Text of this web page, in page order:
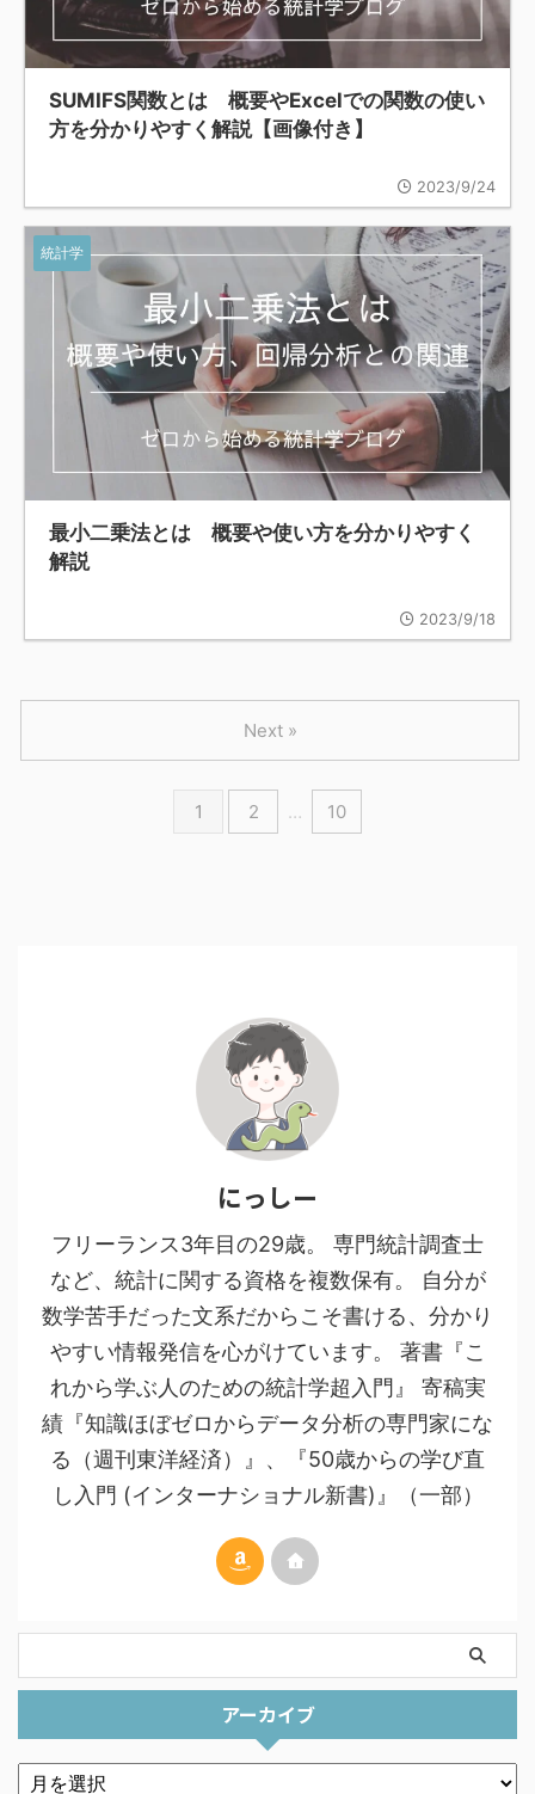
SUMIFS関数とは 概要やExcelでの関数の使い
方を分かりやすく解説【画像付き】
2023/9/24
統計学
最小二乗法とは 概要や使い方を分かりやすく
解説
2023/9/18
1 2 … 10
Next »
にっしー
フリーランス3年目の29歳。 専門統計調査士
など、統計に関する資格を複数保有。 自分が
数学苦手だった文系だからこそ書ける、分かり
やすい情報発信を心がけています。 著書『こ
れから学ぶ人のための統計学超入門』 寄稿実
績『知識ほぼゼロからデータ分析の専門家にな
る（週刊東洋経済）』、『50歳からの学び直
し入門 (インターナショナル新書)』（一部）
アーカイブ